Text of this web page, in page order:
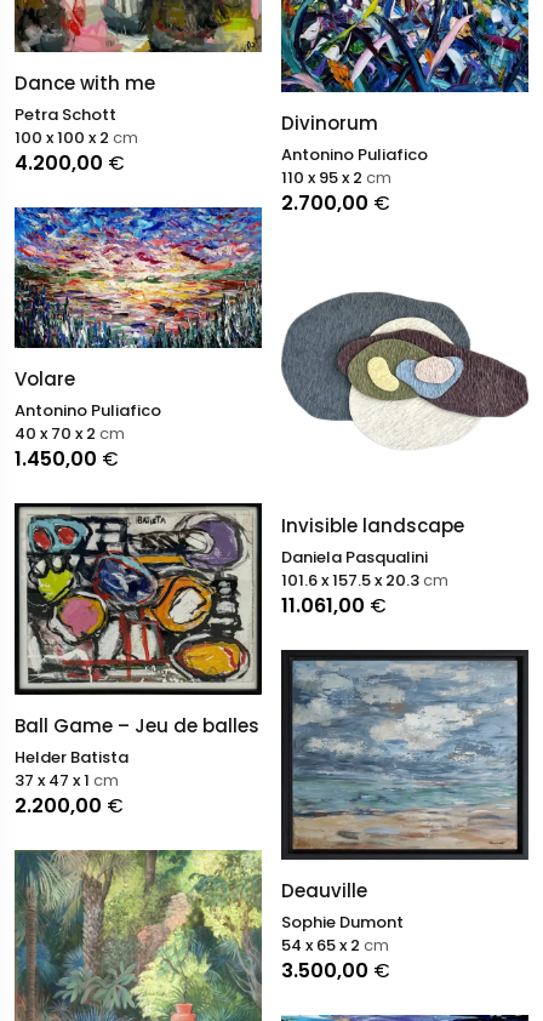
Dance with me
Petra Schott
4.200,00 €
100 x 100 x 2 cm
Volare
Antonino Puliafico
1.450,00 €
40 x 70 x 2 cm
Ball Game – Jeu de balles
Helder Batista
2.200,00 €
37 x 47 x 1 cm
Divinorum
Antonino Puliafico
2.700,00 €
110 x 95 x 2 cm
Invisible landscape
Daniela Pasqualini
11.061,00 €
101.6 x 157.5 x 20.3cm
Deauville
Sophie Dumont
3.500,00 €
54 x 65 x 2 cm